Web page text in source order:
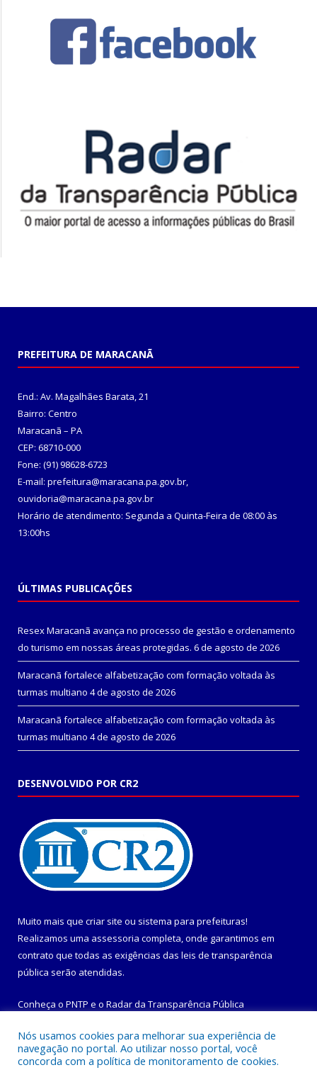
PREFEITURA DE MARACANÃ
End.: Av. Magalhães Barata, 21
Bairro: Centro
Maracanã – PA
CEP: 68710-000
Fone: (91) 98628-6723
E-mail: prefeitura@maracana.pa.gov.br,
ouvidoria@maracana.pa.gov.br
Horário de atendimento: Segunda a Quinta-Feira de 08:00 às
13:00hs
ÚLTIMAS PUBLICAÇÕES
Resex Maracanã avança no processo de gestão e ordenamento
do turismo em nossas áreas protegidas. 6 de agosto de 2026
Maracanã fortalece alfabetização com formação voltada às
turmas multiano 4 de agosto de 2026
Maracanã fortalece alfabetização com formação voltada às
turmas multiano 4 de agosto de 2026
DESENVOLVIDO POR CR2
Muito mais que criar site ou sistema para prefeituras!
Realizamos uma assessoria completa, onde garantimos em
contrato que todas as exigências das leis de transparência
pública serão atendidas.
Conheça o PNTP e o Radar da Transparência Pública
Nós usamos cookies para melhorar sua experiência de
navegação no portal. Ao utilizar nosso portal, você
concorda com a política de monitoramento de cookies.